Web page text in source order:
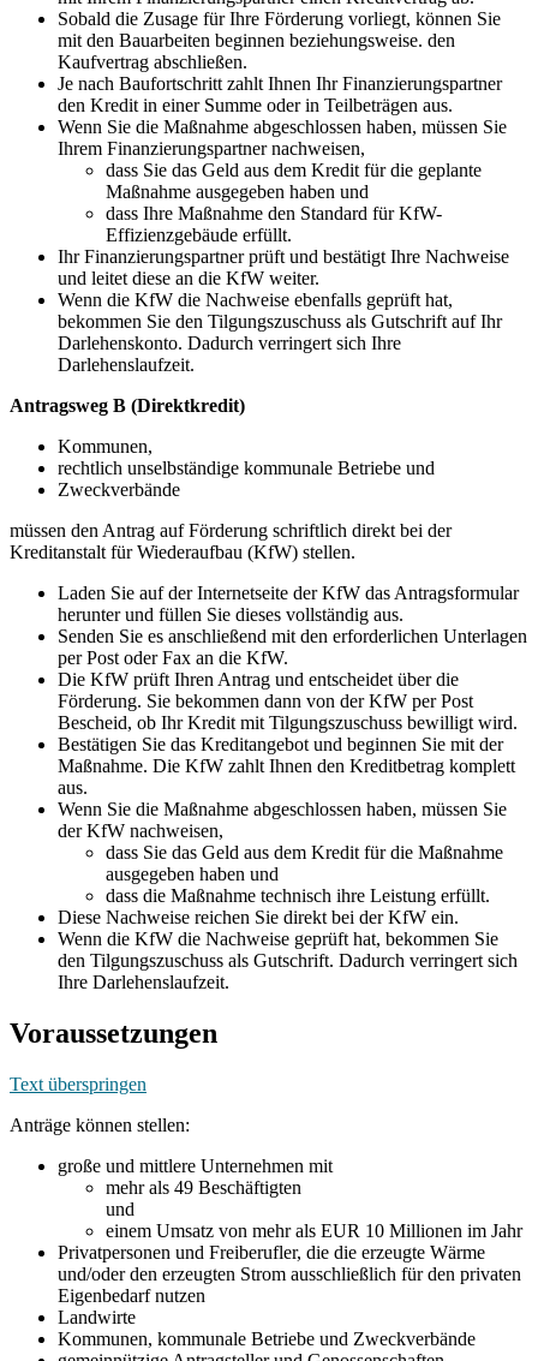
Sobald die Zusage für Ihre Förderung vorliegt, können Sie
mit den Bauarbeiten beginnen beziehungsweise. den
Kaufvertrag abschließen.
Je nach Baufortschritt zahlt Ihnen Ihr Finanzierungspartner
den Kredit in einer Summe oder in Teilbeträgen aus.
Wenn Sie die Maßnahme abgeschlossen haben, müssen Sie
Ihrem Finanzierungspartner nachweisen,
dass Sie das Geld aus dem Kredit für die geplante
Maßnahme ausgegeben haben und
dass Ihre Maßnahme den Standard für KfW-
Effizienzgebäude erfüllt.
Ihr Finanzierungspartner prüft und bestätigt Ihre Nachweise
und leitet diese an die KfW weiter.
Wenn die KfW die Nachweise ebenfalls geprüft hat,
bekommen Sie den Tilgungszuschuss als Gutschrift auf Ihr
Darlehenskonto. Dadurch verringert sich Ihre
Darlehenslaufzeit.
Antragsweg B (Direktkredit)
Kommunen,
rechtlich unselbständige kommunale Betriebe und
Zweckverbände
müssen den Antrag auf Förderung schriftlich direkt bei der
Kreditanstalt für Wiederaufbau (KfW) stellen.
Laden Sie auf der Internetseite der KfW das Antragsformular
herunter und füllen Sie dieses vollständig aus.
Senden Sie es anschließend mit den erforderlichen Unterlagen
per Post oder Fax an die KfW.
Die KfW prüft Ihren Antrag und entscheidet über die
Förderung. Sie bekommen dann von der KfW per Post
Bescheid, ob Ihr Kredit mit Tilgungszuschuss bewilligt wird.
Bestätigen Sie das Kreditangebot und beginnen Sie mit der
Maßnahme. Die KfW zahlt Ihnen den Kreditbetrag komplett
aus.
Wenn Sie die Maßnahme abgeschlossen haben, müssen Sie
der KfW nachweisen,
dass Sie das Geld aus dem Kredit für die Maßnahme
ausgegeben haben und
dass die Maßnahme technisch ihre Leistung erfüllt.
Diese Nachweise reichen Sie direkt bei der KfW ein.
Wenn die KfW die Nachweise geprüft hat, bekommen Sie
den Tilgungszuschuss als Gutschrift. Dadurch verringert sich
Ihre Darlehenslaufzeit.
Voraussetzungen
Text überspringen
Anträge können stellen:
große und mittlere Unternehmen mit
mehr als 49 Beschäftigten
und
einem Umsatz von mehr als EUR 10 Millionen im Jahr
Privatpersonen und Freiberufler, die die erzeugte Wärme
und/oder den erzeugten Strom ausschließlich für den privaten
Eigenbedarf nutzen
Landwirte
Kommunen, kommunale Betriebe und Zweckverbände